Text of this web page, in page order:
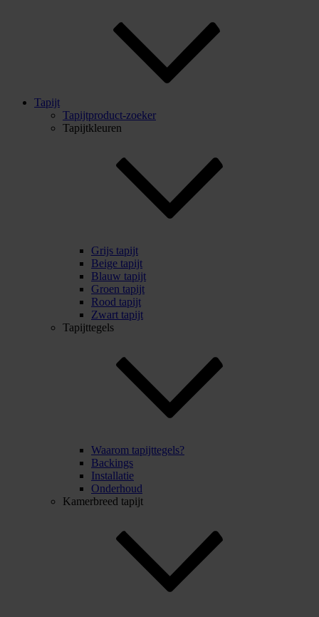
Tapijt
Tapijtproduct-zoeker
Tapijtkleuren
Grijs tapijt
Beige tapijt
Blauw tapijt
Groen tapijt
Rood tapijt
Zwart tapijt
Tapijttegels
Waarom tapijttegels?
Backings
Installatie
Onderhoud
Kamerbreed tapijt